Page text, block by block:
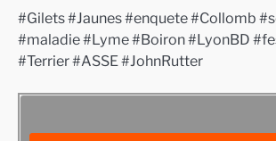
#Gilets #Jaunes #enquete #Collomb
#maladie #Lyme #Boiron #LyonBD
#Terrier #ASSE #JohnRutter